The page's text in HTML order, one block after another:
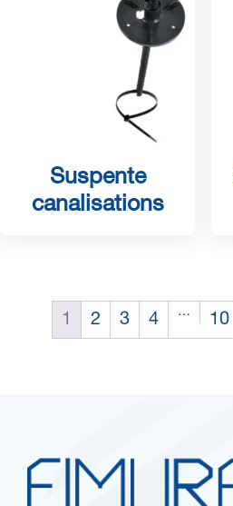
Suspente
canalisations
1 2 3 4 … 10